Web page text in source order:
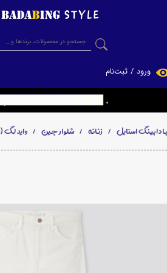
ورود / ثبت‌نام
تغییر گذر واژه
سفارشات
خروج از حساب کاربری
بادابینگ استایل زنانه شلوار جین واید لگ (Wide Leg)